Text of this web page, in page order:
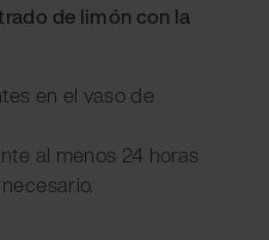
de limón con la
en el vaso de
al menos 24 horas